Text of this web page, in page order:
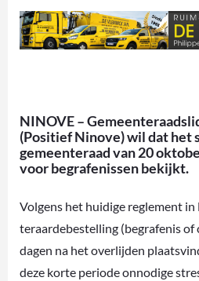
NINOVE –
(Positief Ninove) wil dat het
gemeenteraad van20
voor begrafenissenbekijkt.
Volgens het huidige reglement in
teraardebestelling (begrafenis of
dagen na het overlijden
deze korte periodeonnodige